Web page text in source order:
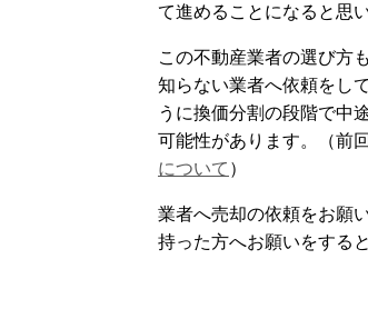
て進めることになると思い
この不動産業者の選び方
知らない業者へ依頼をし
うに換価分割の段階で中
可能性があります。（前
について ）
業者へ売却の依頼をお願
持った方へお願いをする